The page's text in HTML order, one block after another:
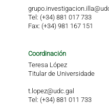
Tel: (+34) 881 017 733
Fax: (+34) 981 167 151
Coordinación
Teresa López
Titular de Universidade
t.lopez@udc.gal
Tel: (+34) 881 011 733